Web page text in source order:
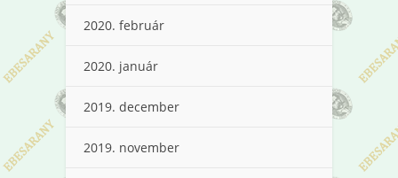
2020. február
2020. január
2019. december
2019. november